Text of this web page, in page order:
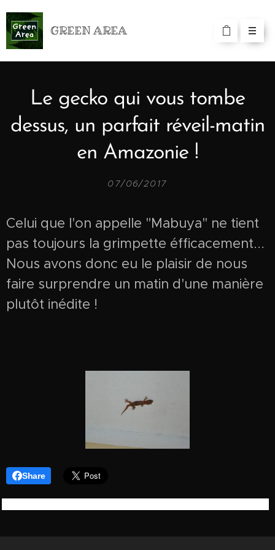
GREEN AREA
Le gecko qui vous tombe
dessus, un parfait réveil-matin
en Amazonie !
07/06/2017
Celui que l'on appelle "Mabuya" ne tient
pas toujours la grimpette éfficacement...
Nous avons donc eu le plaisir de nous
faire surprendre un matin d'une manière
plutôt inédite !
Share